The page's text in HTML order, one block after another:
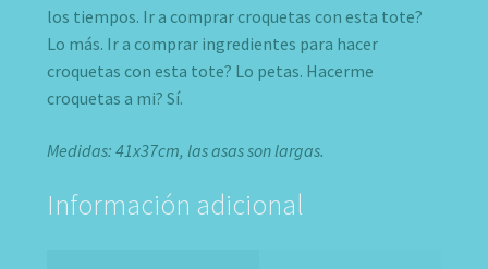
los tiempos. Ir a comprar croquetas con esta tote?
Lo más. Ir a comprar ingredientes para hacer
croquetas con esta tote? Lo petas. Hacerme
croquetas a mi? Sí.
Medidas: 41x37cm, las asas son largas.
Información adicional